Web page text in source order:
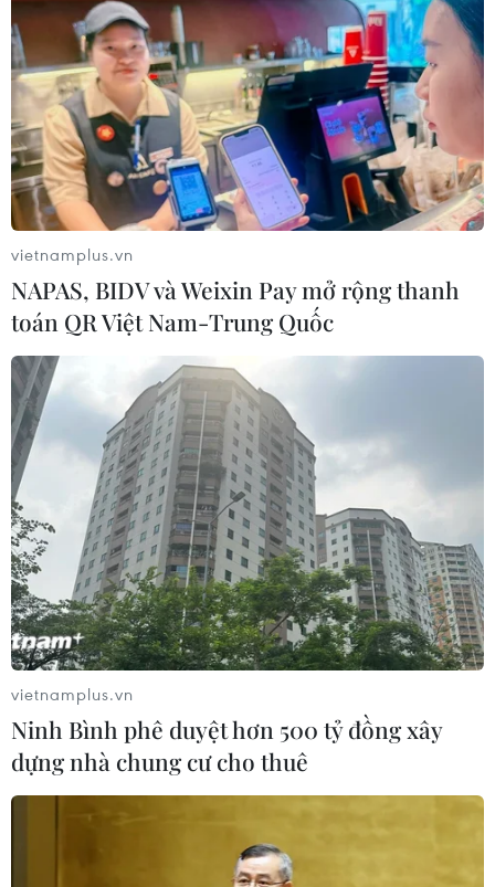
vietnamplus.vn
NAPAS, BIDV và Weixin Pay mở rộng thanh
toán QR Việt Nam-Trung Quốc
vietnamplus.vn
Ninh Bình phê duyệt hơn 500 tỷ đồng xây
dựng nhà chung cư cho thuê